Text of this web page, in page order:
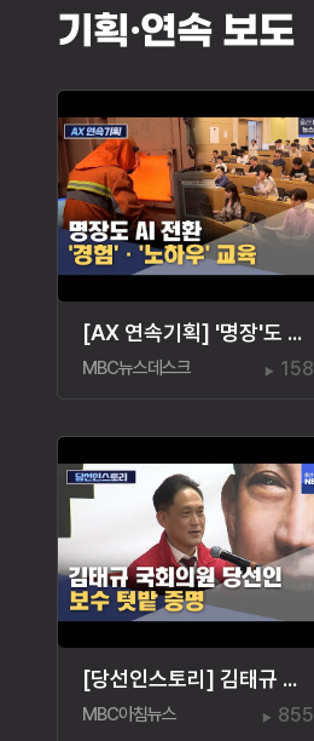
기획·연속 보도
[AX 연속기획] '명장'도 AI 전환‥"경험·노하우도 교육"
MBC뉴스데스크 158
[당선인스토리] 김태규 국회의원 당선인‥"울산 발전"
MBC아침뉴스 855